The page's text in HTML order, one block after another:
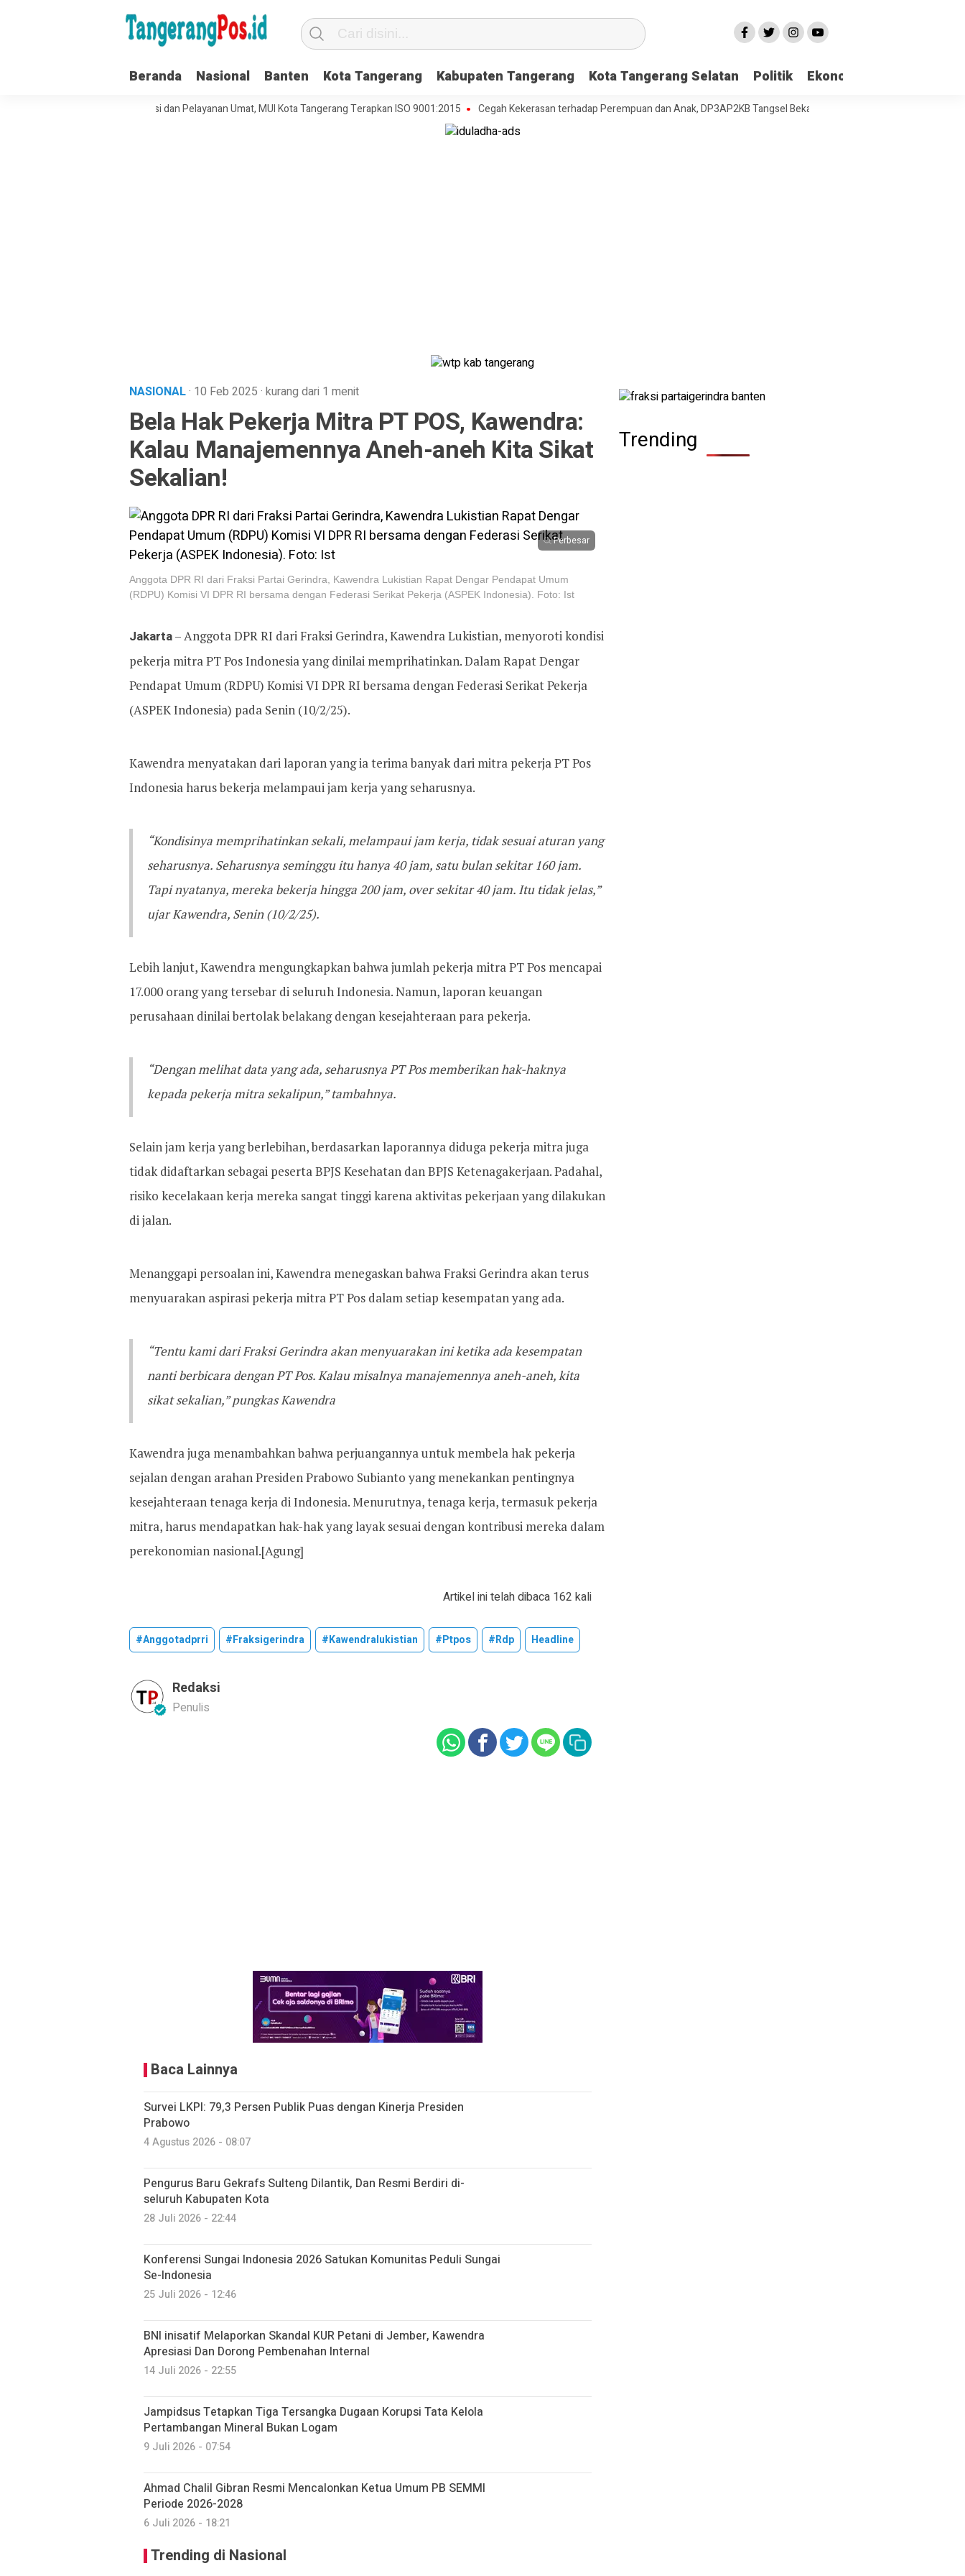
Beranda Nasional Banten Kota Tangerang Kabupaten Tangerang Kota Tangerang Selatan Politik Ekonomi
Tata Kelola Organisasi dan Pelayanan Umat, MUI Kota Tangerang Terapkan ISO 9001:2015 Cegah Kekerasan terhadap Perempuan dan Anak, DP3AP2KB Tangsel Bekali Masyarakat Manajemen Stres dan
NASIONAL· 10 Feb 2025 · kurang dari 1 menit
Bela Hak Pekerja Mitra PT POS, Kawendra:
Kalau Manajemennya Aneh-aneh Kita Sikat
Sekalian!
Perbesar
Anggota DPR RI dari Fraksi Partai Gerindra, Kawendra Lukistian Rapat Dengar Pendapat Umum
(RDPU) Komisi VI DPR RI bersama dengan Federasi Serikat Pekerja (ASPEK Indonesia). Foto: Ist
Jakarta– Anggota DPR RI dari Fraksi Gerindra, Kawendra Lukistian, menyoroti kondisi
pekerja mitra PT Pos Indonesia yang dinilai memprihatinkan. Dalam Rapat Dengar
Pendapat Umum (RDPU) Komisi VI DPR RI bersama dengan Federasi Serikat Pekerja
(ASPEK Indonesia) pada Senin (10/2/25).
Kawendra menyatakan dari laporan yang ia terima banyak dari mitra pekerja PT Pos
Indonesia harus bekerja melampaui jam kerja yang seharusnya.
“Kondisinya memprihatinkan sekali, melampaui jam kerja, tidak sesuai aturan yang
seharusnya. Seharusnya seminggu itu hanya 40 jam, satu bulan sekitar 160 jam.
Tapi nyatanya, mereka bekerja hingga 200 jam, over sekitar 40 jam. Itu tidak jelas,”
ujar Kawendra, Senin (10/2/25).
Lebih lanjut, Kawendra mengungkapkan bahwa jumlah pekerja mitra PT Pos mencapai
17.000 orang yang tersebar di seluruh Indonesia. Namun, laporan keuangan
perusahaan dinilai bertolak belakang dengan kesejahteraan para pekerja.
“Dengan melihat data yang ada, seharusnya PT Pos memberikan hak-haknya
kepada pekerja mitra sekalipun,” tambahnya.
Selain jam kerja yang berlebihan, berdasarkan laporannya diduga pekerja mitra juga
tidak didaftarkan sebagai peserta BPJS Kesehatan dan BPJS Ketenagakerjaan. Padahal,
risiko kecelakaan kerja mereka sangat tinggi karena aktivitas pekerjaan yang dilakukan
di jalan.
Menanggapi persoalan ini, Kawendra menegaskan bahwa Fraksi Gerindra akan terus
menyuarakan aspirasi pekerja mitra PT Pos dalam setiap kesempatan yang ada.
“Tentu kami dari Fraksi Gerindra akan menyuarakan ini ketika ada kesempatan
nanti berbicara dengan PT Pos. Kalau misalnya manajemennya aneh-aneh, kita
sikat sekalian,” pungkas Kawendra
Kawendra juga menambahkan bahwa perjuangannya untuk membela hak pekerja
sejalan dengan arahan Presiden Prabowo Subianto yang menekankan pentingnya
kesejahteraan tenaga kerja di Indonesia. Menurutnya, tenaga kerja, termasuk pekerja
mitra, harus mendapatkan hak-hak yang layak sesuai dengan kontribusi mereka dalam
perekonomian nasional.[Agung]
Artikel ini telah dibaca 162 kali
#anggotadprri #fraksigerindra #kawendralukistian #ptpos #rdp Headline
Redaksi
Penulis
Baca Lainnya
Survei LKPI: 79,3 Persen Publik Puas dengan Kinerja Presiden
Prabowo
4 Agustus 2026 - 08:07
Pengurus Baru Gekrafs Sulteng Dilantik, Dan Resmi Berdiri di-
seluruh Kabupaten Kota
28 Juli 2026 - 22:44
Konferensi Sungai Indonesia 2026 Satukan Komunitas Peduli Sungai
Se-Indonesia
25 Juli 2026 - 12:46
BNI inisatif Melaporkan Skandal KUR Petani di Jember, Kawendra
Apresiasi Dan Dorong Pembenahan Internal
14 Juli 2026 - 22:55
Jampidsus Tetapkan Tiga Tersangka Dugaan Korupsi Tata Kelola
Pertambangan Mineral Bukan Logam
9 Juli 2026 - 07:54
Ahmad Chalil Gibran Resmi Mencalonkan Ketua Umum PB SEMMI
Periode 2026-2028
6 Juli 2026 - 18:21
Trending di Nasional
Trending